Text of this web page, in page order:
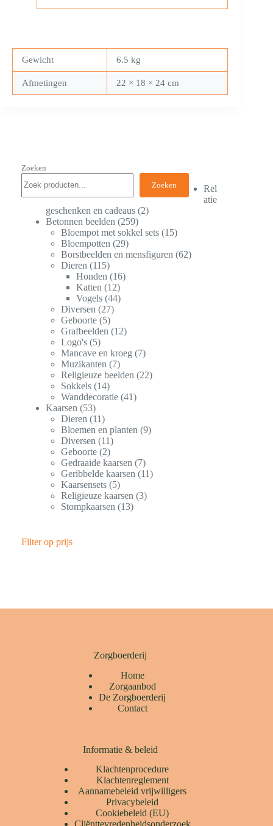
Gewicht 6.5 kg
Afmetingen 22 × 18 × 24 cm
Zoeken
Zoeken
Rel
atie
geschenken en cadeaus 2
Betonnen beelden
259
Bloempot met sokkel sets 15
Bloempotten
29
Borstbeelden en mensfiguren 62
Dieren
115
Honden
16
Katten
12
Vogels 44
Diversen
27
Geboorte 5
Grafbeelden
12
Logo's 5
Mancave en kroeg
7
Muzikanten
7
Religieuze beelden
22
Sokkels 14
Wanddecoratie 41
Kaarsen
53
Dieren
11
Bloemen en planten 9
Diversen
11
Geboorte 2
Gedraaide kaarsen
7
Geribbelde kaarsen
11
Kaarsensets 5
Religieuze kaarsen 3
Stompkaarsen
13
Filter op prijs
Zorgboerderij
Home
Zorgaanbod
De Zorgboerderij
Contact
Informatie & beleid
Klachtenprocedure
Klachtenreglement
Aannamebeleid vrijwilligers
Privacybeleid
Cookiebeleid (EU)